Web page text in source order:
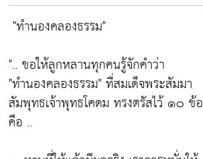
"ทำนองคลองธรรม"
".. ขอให้ลูกหลานทุกคนรู้จักคำว่า
"ทำนองคลองธรรม"ที่สมเด็จพระสัมมา
สัมพุทธเจ้าพุทธโคดม ทรงตรัสไว้ ๑๐ ข้อ
คือ ..